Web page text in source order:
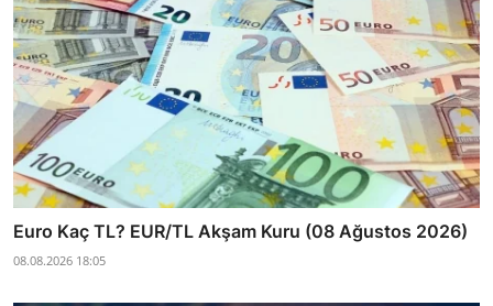
Euro Kaç TL? EUR/TL Akşam Kuru (08 Ağustos 2026)
08.08.2026 18:05